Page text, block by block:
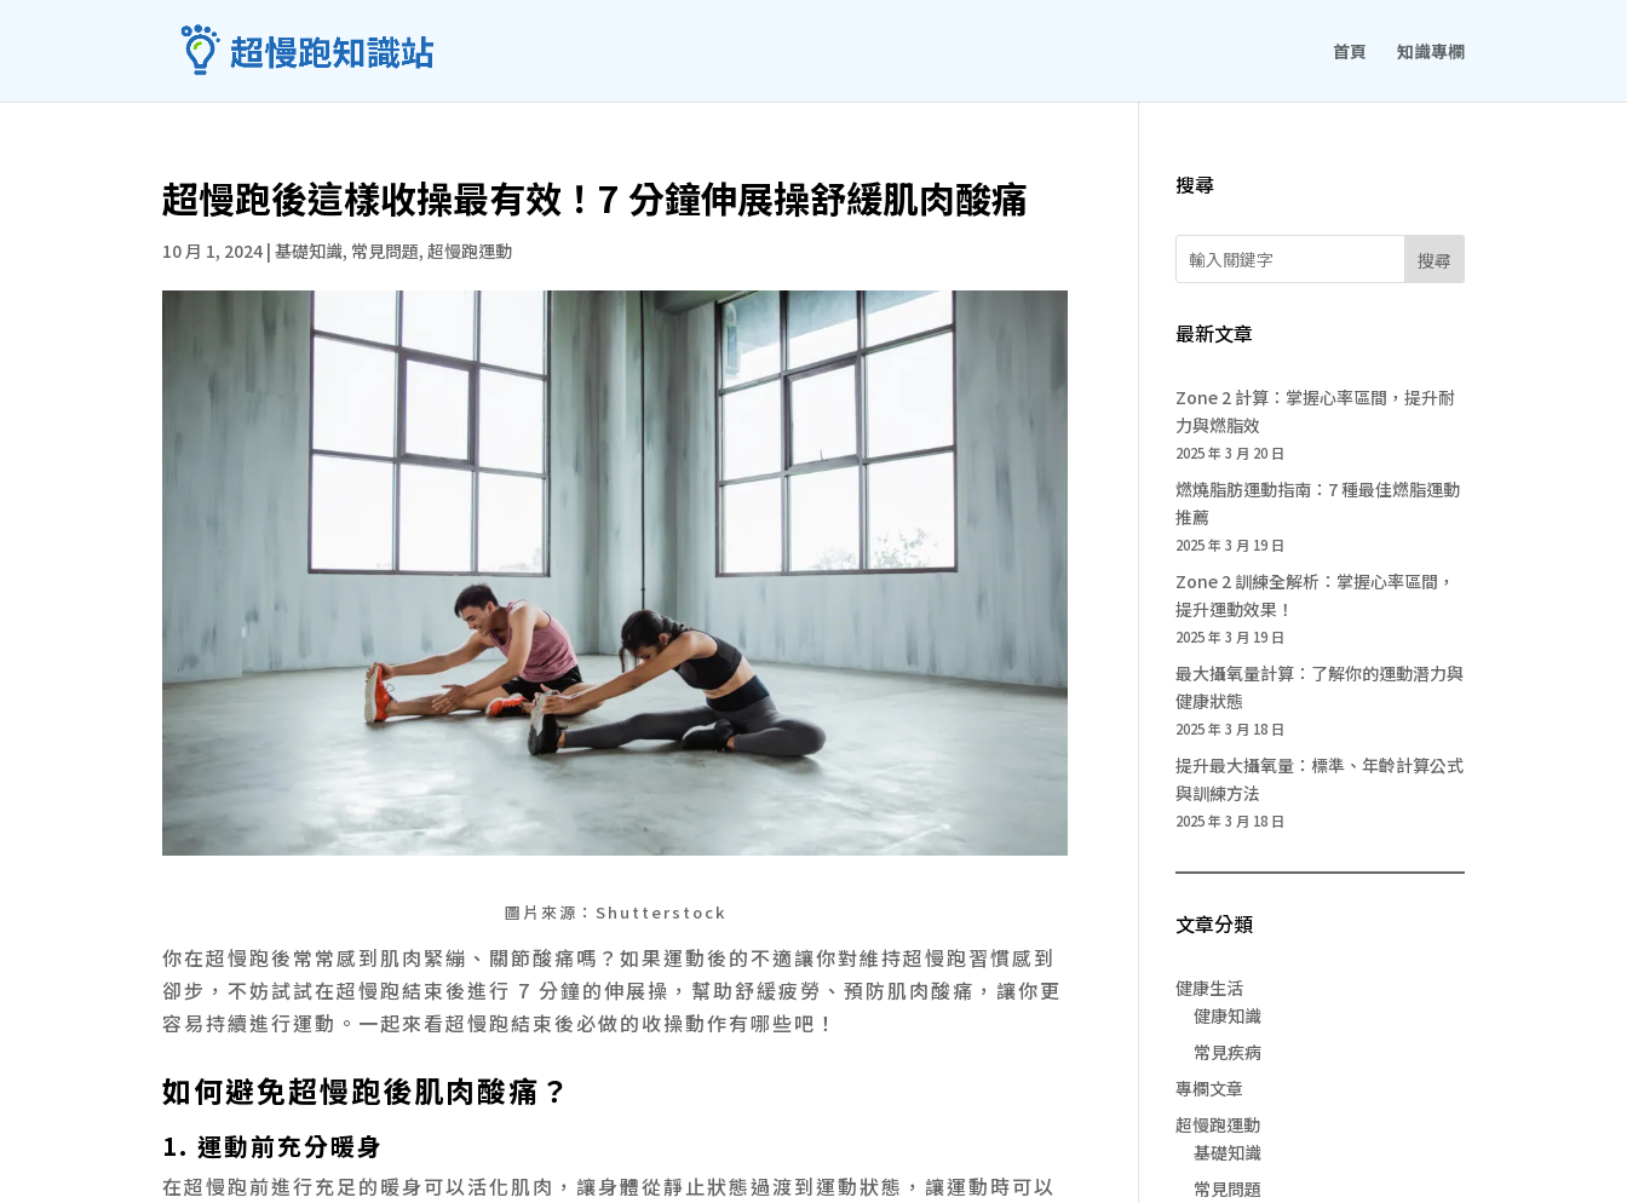
首頁 知識專欄
超慢跑後這樣收操最有效！7 分鐘伸展操舒緩肌肉酸痛
10 月 1, 2024 |基礎知識, 常見問題,超慢跑運動
圖片來源：Shutterstock
你在超慢跑後常常感到肌肉緊繃、關節酸痛嗎？如果運動後的不適讓你對維持超慢跑習慣感到
卻步，不妨試試在超慢跑結束後進行 7 分鐘的伸展操，幫助舒緩疲勞、預防肌肉酸痛，讓你更
容易持續進行運動。一起來看超慢跑結束後必做的收操動作有哪些吧！
如何避免超慢跑後肌肉酸痛？
1. 運動前充分暖身
在超慢跑前進行充足的暖身可以活化肌肉，讓身體從靜止狀態過渡到運動狀態，讓運動時可以
搜尋
搜尋
最新文章
Zone 2 計算：掌握心率區間，提升耐
力與燃脂效
2025 年 3 月 20 日
燃燒脂肪運動指南：7 種最佳燃脂運動
推薦
2025 年 3 月 19 日
Zone 2 訓練全解析：掌握心率區間，
提升運動效果！
2025 年 3 月 19 日
最大攝氧量計算：了解你的運動潛力與
健康狀態
2025 年 3 月 18 日
提升最大攝氧量：標準、年齡計算公式
與訓練方法
2025 年 3 月 18 日
文章分類
健康生活
健康知識
常見疾病
專欄文章
超慢跑運動
基礎知識
常見問題